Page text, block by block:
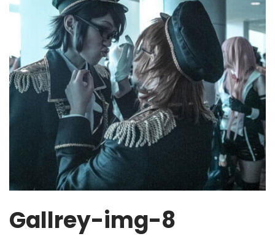
Gallrey-img-8